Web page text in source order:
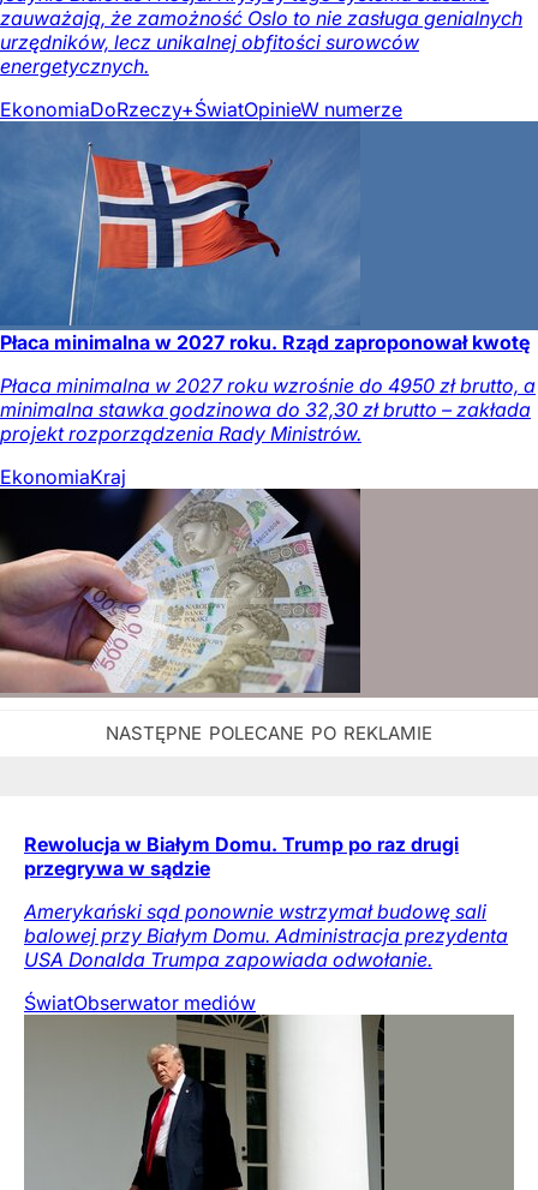
zauważają, że zamożność Oslo to nie zasługa genialnych
urzędników, lecz unikalnej obfitości surowców
energetycznych.
EkonomiaDoRzeczy+ŚwiatOpinieW numerze
Płaca minimalna w 2027 roku. Rząd zaproponował kwotę
Płaca minimalna w 2027 roku wzrośnie do 4950 zł brutto, a
minimalna stawka godzinowa do 32,30 zł brutto – zakłada
projekt rozporządzenia Rady Ministrów.
EkonomiaKraj
Rewolucja w Białym Domu. Trump po raz drugi
przegrywa w sądzie
Amerykański sąd ponownie wstrzymał budowę sali
balowej przy Białym Domu. Administracja prezydenta
USA Donalda Trumpa zapowiada odwołanie.
ŚwiatObserwator mediów